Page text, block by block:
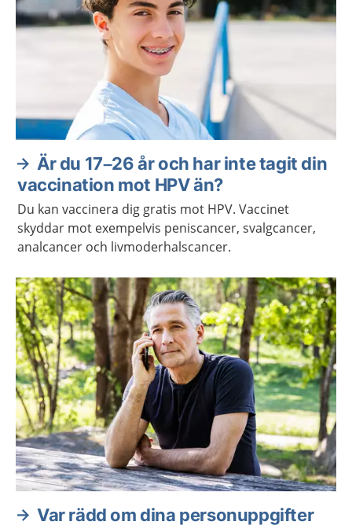
Är du 17–26 år och har inte tagit din
vaccination mot HPV än?
Du kan vaccinera dig gratis mot HPV. Vaccinet
skyddar mot exempelvis peniscancer, svalgcancer,
analcancer och livmoderhalscancer.
Var rädd om dina personuppgifter